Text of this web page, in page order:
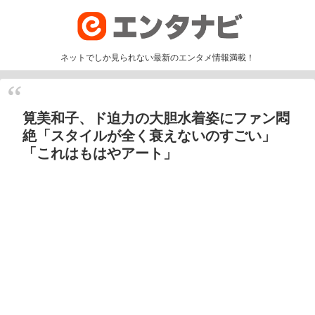
ネットでしか見られない最新のエンタメ情報満載！
筧美和子、ド迫力の大胆水着姿にファン悶
絶「スタイルが全く衰えないのすごい」
「これはもはやアート」